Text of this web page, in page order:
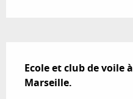
Ecole et club de voile
Marseille.